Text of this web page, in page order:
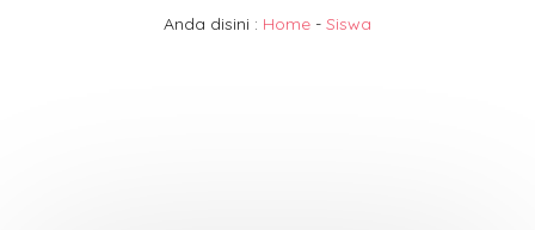
Anda disini : Home - Siswa